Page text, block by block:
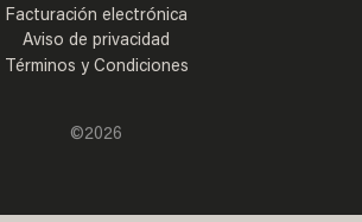
Facturación electrónica
Aviso de privacidad
Términos y Condiciones
©2026